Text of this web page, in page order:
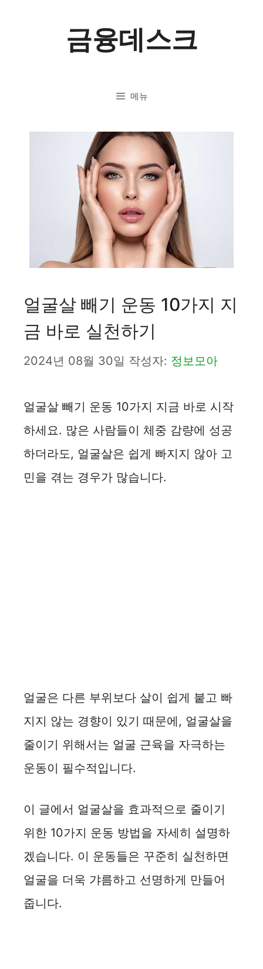
금융데스크
메뉴
얼굴살 빼기 운동 10가지 지
금 바로 실천하기
2024년 08월 30일 작성자: 정보모아
얼굴살 빼기 운동 10가지 지금 바로 시작
하세요. 많은 사람들이 체중 감량에 성공
하더라도, 얼굴살은 쉽게 빠지지 않아 고
민을 겪는 경우가 많습니다.
얼굴은 다른 부위보다 살이 쉽게 붙고 빠
지지 않는 경향이 있기 때문에, 얼굴살을
줄이기 위해서는 얼굴 근육을 자극하는
운동이 필수적입니다.
이 글에서 얼굴살을 효과적으로 줄이기
위한 10가지 운동 방법을 자세히 설명하
겠습니다. 이 운동들은 꾸준히 실천하면
얼굴을 더욱 갸름하고 선명하게 만들어
줍니다.